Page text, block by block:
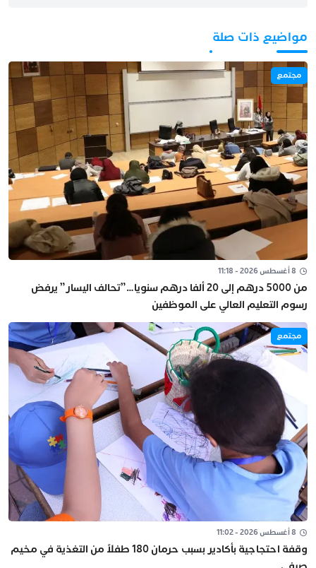
مواضيع ذات صلة
مجتمع
8 أغسطس 2026 - 11:18
من 5000 درهم إلى 20 ألفا درهم سنويا…”تحالف اليسار” يرفض
رسوم التعليم العالي على الموظفين
مجتمع
8 أغسطس 2026 - 11:02
وقفة احتجاجية بأكادير بسبب حرمان 180 طفلاً من التغذية في مخيم